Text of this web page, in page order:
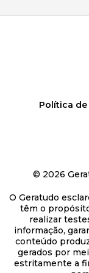
Política de
© 2026
O Geratudo
têm o
realizar
informação,
conteúdo
gerados por
estritamente a